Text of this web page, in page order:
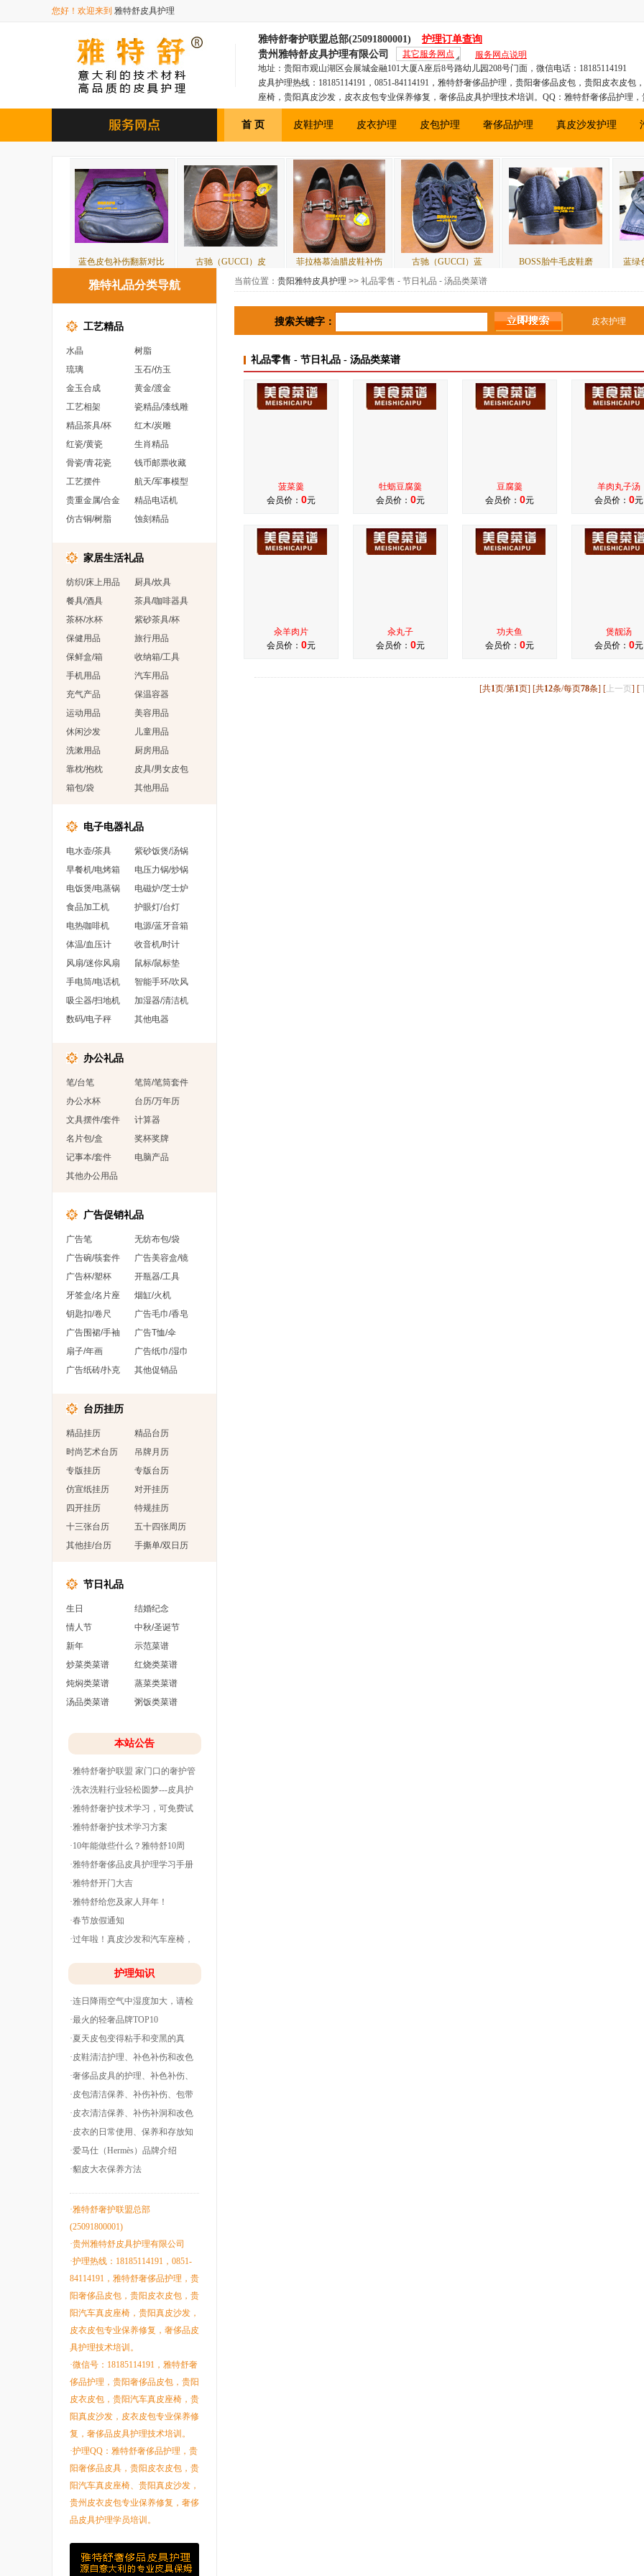
您好！欢迎来到 雅特舒皮具护理
雅特舒奢护联盟总部(25091800001)
护理订单查询
贵州雅特舒皮具护理有限公司
其它服务网点
服务网点说明
地址：贵阳市观山湖区会展城金融101大厦A座后8号路幼儿园208号门面，微信电话：18185114191
皮具护理热线：18185114191，0851-84114191，雅特舒奢侈品护理，贵阳奢侈品皮包，贵阳皮衣皮包
座椅，贵阳真皮沙发，皮衣皮包专业保养修复，奢侈品皮具护理技术培训。QQ：雅特舒奢侈品护理，
具，贵阳皮衣皮包，贵阳汽车真皮座椅、贵阳真皮沙发，贵州皮衣皮包专业保养修复，奢侈品皮具护
首 页 皮鞋护理 皮衣护理 皮包护理 奢侈品护理 真皮沙发护理
蓝色皮包补伤翻新对比 古驰（GUCCI）皮 菲拉格慕油腊皮鞋补伤 古驰（GUCCI）蓝 BOSS胎牛毛皮鞋磨 蓝绿色皮衣补洞图
雅特礼品分类导航
工艺精品
水晶
树脂
琉璃
玉石/仿玉
金玉合成
黄金/渡金
工艺相架
瓷精品/漆线雕
精品茶具/杯
红木/炭雕
红瓷/黄瓷
生肖精品
骨瓷/青花瓷
钱币邮票收藏
工艺摆件
航天/军事模型
贵重金属/合金
精品电话机
仿古铜/树脂
蚀刻精品
家居生活礼品
纺织/床上用品
厨具/炊具
餐具/酒具
茶具/咖啡器具
茶杯/水杯
紫砂茶具/杯
保健用品
旅行用品
保鲜盒/箱
收纳箱/工具
手机用品
汽车用品
充气产品
保温容器
运动用品
美容用品
休闲沙发
儿童用品
洗漱用品
厨房用品
靠枕/抱枕
皮具/男女皮包
箱包/袋
其他用品
电子电器礼品
电水壶/茶具
紫砂饭煲/汤锅
早餐机/电烤箱
电压力锅/炒锅
电饭煲/电蒸锅
电磁炉/芝士炉
食品加工机
护眼灯/台灯
电热咖啡机
电源/蓝牙音箱
体温/血压计
收音机/时计
风扇/迷你风扇
鼠标/鼠标垫
手电筒/电话机
智能手环/吹风
吸尘器/扫地机
加湿器/清洁机
数码/电子秤
其他电器
办公礼品
笔/台笔
笔筒/笔筒套件
办公水杯
台历/万年历
文具摆件/套件
计算器
名片包/盒
奖杯奖牌
记事本/套件
电脑产品
其他办公用品
广告促销礼品
广告笔
无纺布包/袋
广告碗/筷套件
广告美容盒/镜
广告杯/塑杯
开瓶器/工具
牙签盒/名片座
烟缸/火机
钥匙扣/卷尺
广告毛巾/香皂
广告围裙/手袖
广告T恤/伞
扇子/年画
广告纸巾/湿巾
广告纸砖/扑克
其他促销品
台历挂历
精品挂历
精品台历
时尚艺术台历
吊牌月历
专版挂历
专版台历
仿宣纸挂历
对开挂历
四开挂历
特规挂历
十三张台历
五十四张周历
其他挂/台历
手撕单/双日历
节日礼品
生日
结婚纪念
情人节
中秋/圣诞节
新年
示范菜谱
炒菜类菜谱
红烧类菜谱
炖焖类菜谱
蒸菜类菜谱
汤品类菜谱
粥饭类菜谱
本站公告
·雅特舒奢护联盟 家门口的奢护管
家
·洗衣洗鞋行业轻松圆梦---皮具护
理
·雅特舒奢护技术学习，可免费试
学并分期付款
·雅特舒奢护技术学习方案
·10年能做些什么？雅特舒10周
年。
·雅特舒奢侈品皮具护理学习手册
·雅特舒开门大吉
·雅特舒给您及家人拜年！
·春节放假通知
·过年啦！真皮沙发和汽车座椅，
护理知识
·连日降雨空气中湿度加大，请检
查下你的皮衣
·最火的轻奢品牌TOP10
·夏天皮包变得粘手和变黑的真
相！
·皮鞋清洁护理、补色补伤和改色
翻新！
·奢侈品皮具的护理、补色补伤、
包带油边和翻
·皮包清洁保养、补伤补伤、包带
洞边和改色翻
·皮衣清洁保养、补伤补洞和改色
翻新！
·皮衣的日常使用、保养和存放知
识！
·爱马仕（Hermès）品牌介绍
·貂皮大衣保养方法
·雅特舒奢护联盟总部
(25091800001)
·贵州雅特舒皮具护理有限公司
·护理热线：18185114191，0851-
84114191，雅特舒奢侈品护理，贵
阳奢侈品皮包，贵阳皮衣皮包，贵
阳汽车真皮座椅，贵阳真皮沙发，
皮衣皮包专业保养修复，奢侈品皮
具护理技术培训。
·微信号：18185114191，雅特舒奢
侈品护理，贵阳奢侈品皮包，贵阳
皮衣皮包，贵阳汽车真皮座椅，贵
阳真皮沙发，皮衣皮包专业保养修
复，奢侈品皮具护理技术培训。
·护理QQ：雅特舒奢侈品护理，贵
阳奢侈品皮具，贵阳皮衣皮包，贵
阳汽车真皮座椅、贵阳真皮沙发，
贵州皮衣皮包专业保养修复，奢侈
品皮具护理学员培训。
当前位置： 贵阳雅特皮具护理 >> 礼品零售 - 节日礼品 - 汤品类菜谱
搜索关键字： 皮衣护理
礼品零售 - 节日礼品 - 汤品类菜谱
菠菜羹
会员价： 0元
牡蛎豆腐羹
会员价： 0元
豆腐羹
会员价： 0元
羊肉丸子汤
会员价： 0元
汆羊肉片
会员价： 0元
汆丸子
会员价： 0元
功夫鱼
会员价： 0元
煲靓汤
会员价： 0元
[共1页/第1页] [共12条/每页78条] [ 上一页] [